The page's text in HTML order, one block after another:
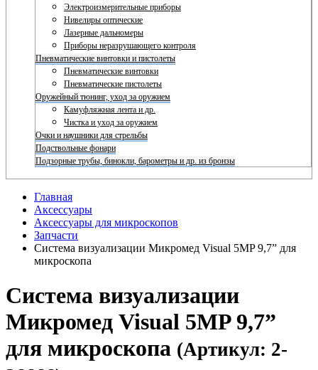
Электроизмерительные приборы
Нивелиры оптические
Лазерные дальномеры
Приборы неразрушающего контроля
Пневматические винтовки и пистолеты
Пневматические винтовки
Пневматические пистолеты
Оружейный тюнинг, уход за оружием
Камуфляжная лента и др.
Чистка и уход за оружием
Очки и наушники для стрельбы
Подствольные фонари
Подзорные трубы, бинокли, барометры и др. из бронзы
Главная
Аксессуары
Аксессуары для микроскопов
Запчасти
Система визуализации Микромед Visual 5MP 9,7” для
микроскопа
Система визуализации
Микромед Visual 5MP 9,7”
для микроскопа (Артикул: 2-